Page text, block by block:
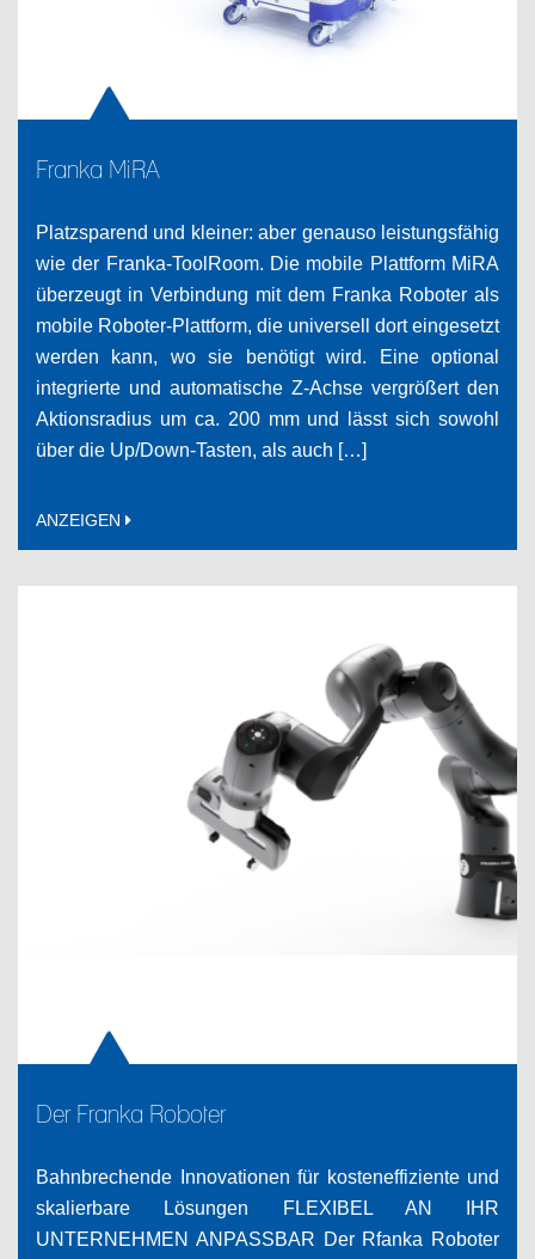
Franka MiRA
Platzsparend und kleiner: aber genauso leistungsfähig
wie der Franka-ToolRoom. Die mobile Plattform MiRA
überzeugt in Verbindung mit dem Franka Roboter als
mobile Roboter-Plattform, die universell dort eingesetzt
werden kann, wo sie benötigt wird. Eine optional
integrierte und automatische Z-Achse vergrößert den
Aktionsradius um ca. 200 mm und lässt sich sowohl
über die Up/Down-Tasten, als auch […]
ANZEIGEN
Der Franka Roboter
Bahnbrechende Innovationen für kosteneffiziente und
skalierbare Lösungen FLEXIBEL AN IHR
UNTERNEHMEN ANPASSBAR Der Rfanka Roboter